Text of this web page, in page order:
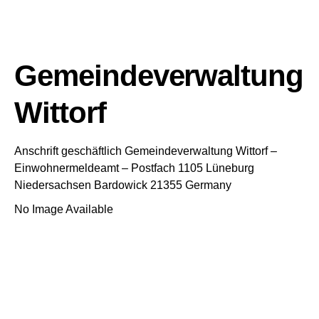
Gemeindeverwaltung
Wittorf
Anschrift geschäftlich Gemeindeverwaltung Wittorf –
Einwohnermeldeamt – Postfach 1105 Lüneburg
Niedersachsen Bardowick 21355 Germany
No Image Available